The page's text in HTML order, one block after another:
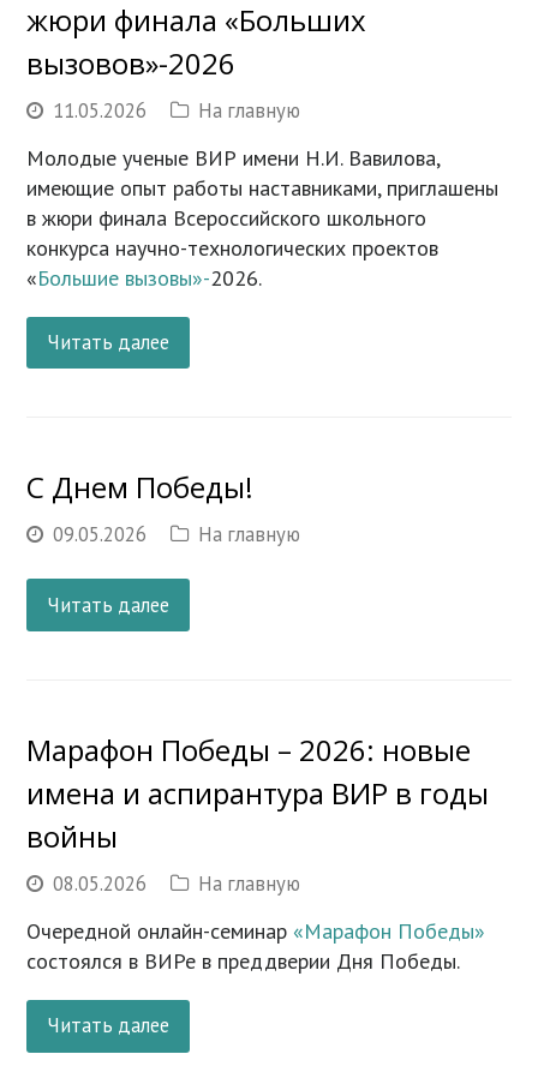
жюри финала «Больших
вызовов»-2026
11.05.2026 На главную
Молодые ученые ВИР имени Н.И. Вавилова,
имеющие опыт работы наставниками, приглашены
в жюри финала Всероссийского школьного
конкурса научно-технологических проектов
«Большие вызовы»-2026.
Читать далее
С Днем Победы!
09.05.2026 На главную
Читать далее
Марафон Победы – 2026: новые
имена и аспирантура ВИР в годы
войны
08.05.2026 На главную
Очередной онлайн-семинар«Марафон Победы»
состоялся в ВИРе в преддверии Дня Победы.
Читать далее